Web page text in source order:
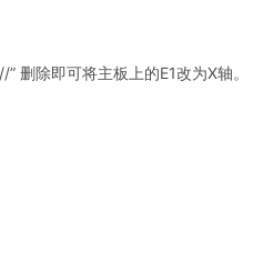
删除即可将主板上的E1改为X轴。